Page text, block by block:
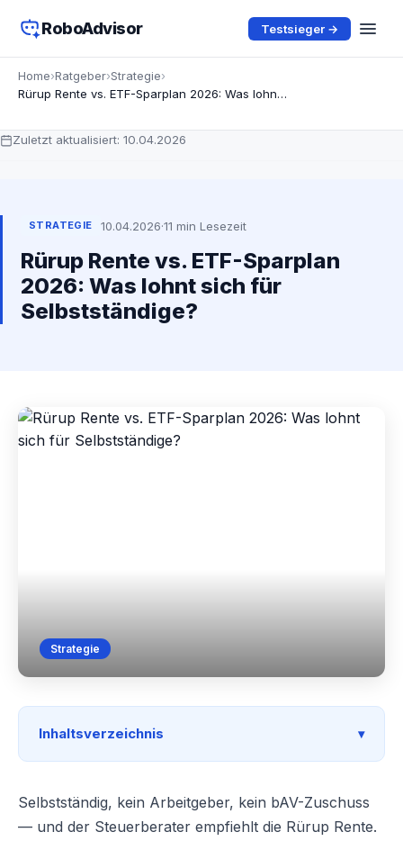
RoboAdvisor Testsieger →
Home›Ratgeber›Strategie›
Rürup Rente vs. ETF-Sparplan 2026: Was lohnt sich für Selbstständige?
Zuletzt aktualisiert: 10.04.2026
STRATEGIE 10.04.2026·11 min Lesezeit
Rürup Rente vs. ETF-Sparplan
2026: Was lohnt sich für
Selbstständige?
Strategie
Inhaltsverzeichnis
Selbstständig, kein Arbeitgeber, kein bAV-Zuschuss
— und der Steuerberater empfiehlt die Rürup Rente.